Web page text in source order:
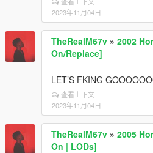
2023年11月04日
TheRealM67v » 2002
On/Replace]
LET’S FKING
查看上下文
2023年11月04日
TheRealM67v » 2005
On | LODs]